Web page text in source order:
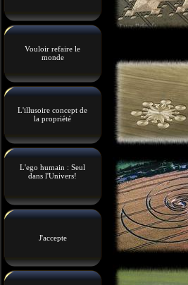
Vouloir refaire le
monde
L'illusoire concept de
la propriété
L'ego humain : Seul
dans l'Univers!
J'accepte